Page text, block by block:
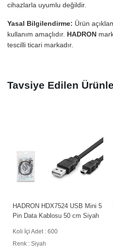
cihazlarla uyumlu değildir.
Yasal Bilgilendirme: Ürün
kullanım amaçlıdır. HADRON
tescilli ticari markadır.
Tavsiye Edilen
HADRON HDX7524 USB Mini 5
Pin Data Kablosu 50 cm Siyah
Koli İçi Adet : 600
Renk : Siyah